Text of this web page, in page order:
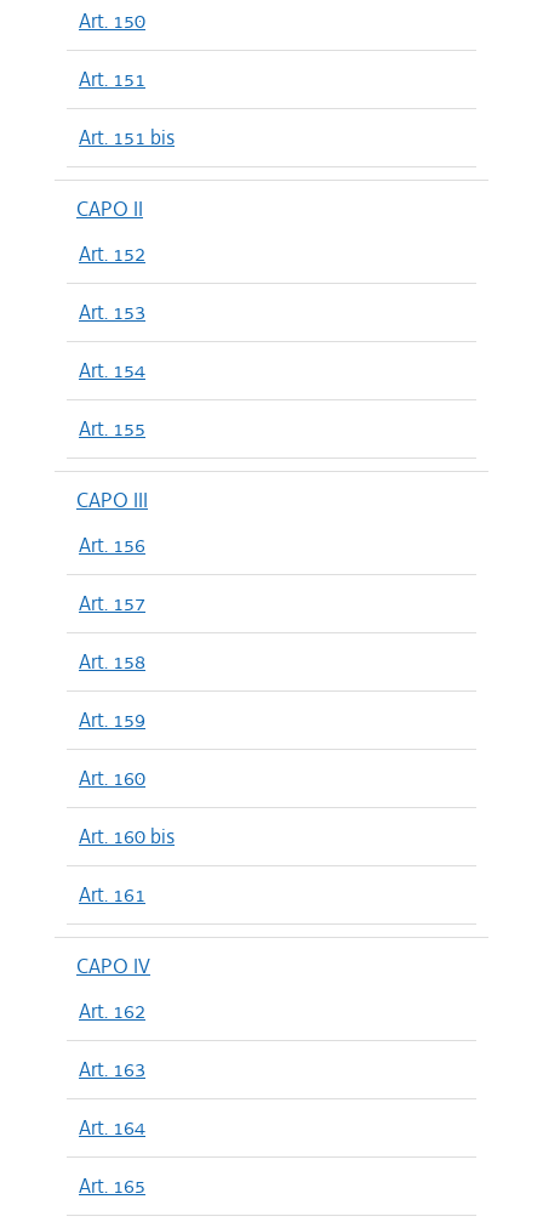
Art. 150
Art. 151
Art. 151 bis
CAPO II
Art. 152
Art. 153
Art. 154
Art. 155
CAPO III
Art. 156
Art. 157
Art. 158
Art. 159
Art. 160
Art. 160 bis
Art. 161
CAPO IV
Art. 162
Art. 163
Art. 164
Art. 165